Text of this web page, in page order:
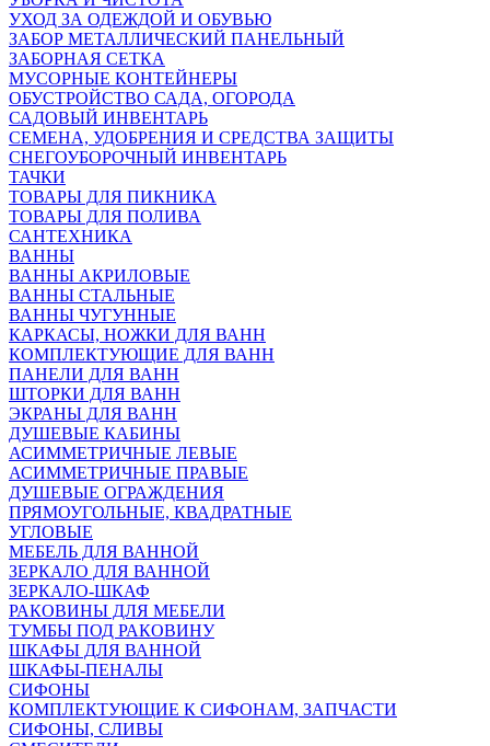
УХОД ЗА ОДЕЖДОЙ И ОБУВЬЮ
ЗАБОР МЕТАЛЛИЧЕСКИЙ ПАНЕЛЬНЫЙ
ЗАБОРНАЯ СЕТКА
МУСОРНЫЕ КОНТЕЙНЕРЫ
ОБУСТРОЙСТВО САДА, ОГОРОДА
САДОВЫЙ ИНВЕНТАРЬ
СЕМЕНА, УДОБРЕНИЯ И СРЕДСТВА ЗАЩИТЫ
СНЕГОУБОРОЧНЫЙ ИНВЕНТАРЬ
ТАЧКИ
ТОВАРЫ ДЛЯ ПИКНИКА
ТОВАРЫ ДЛЯ ПОЛИВА
САНТЕХНИКА
ВАННЫ
ВАННЫ АКРИЛОВЫЕ
ВАННЫ СТАЛЬНЫЕ
ВАННЫ ЧУГУННЫЕ
КАРКАСЫ, НОЖКИ ДЛЯ ВАНН
КОМПЛЕКТУЮЩИЕ ДЛЯ ВАНН
ПАНЕЛИ ДЛЯ ВАНН
ШТОРКИ ДЛЯ ВАНН
ЭКРАНЫ ДЛЯ ВАНН
ДУШЕВЫЕ КАБИНЫ
АСИММЕТРИЧНЫЕ ЛЕВЫЕ
АСИММЕТРИЧНЫЕ ПРАВЫЕ
ДУШЕВЫЕ ОГРАЖДЕНИЯ
ПРЯМОУГОЛЬНЫЕ, КВАДРАТНЫЕ
УГЛОВЫЕ
МЕБЕЛЬ ДЛЯ ВАННОЙ
ЗЕРКАЛО ДЛЯ ВАННОЙ
ЗЕРКАЛО-ШКАФ
РАКОВИНЫ ДЛЯ МЕБЕЛИ
ТУМБЫ ПОД РАКОВИНУ
ШКАФЫ ДЛЯ ВАННОЙ
ШКАФЫ-ПЕНАЛЫ
СИФОНЫ
КОМПЛЕКТУЮЩИЕ К СИФОНАМ, ЗАПЧАСТИ
СИФОНЫ, СЛИВЫ